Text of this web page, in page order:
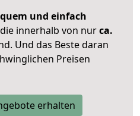
und einfach
innerhalb von nurca.
Und das Beste daran
Preisen
erhalten